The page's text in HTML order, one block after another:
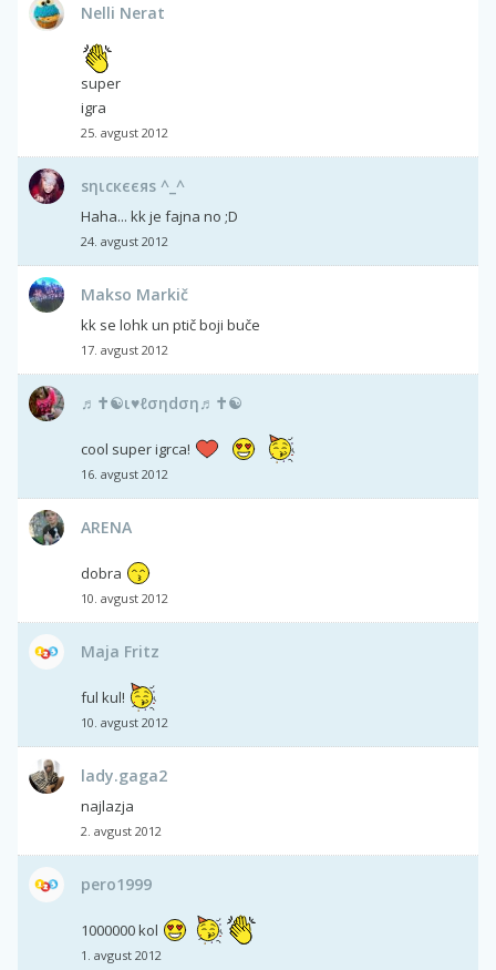
Nelli Nerat
super
igra
25. avgust 2012
ѕηιcкєєяѕ ^_^
Haha... kk je fajna no ;D
24. avgust 2012
Makso Markič
kk se lohk un ptič boji buče
17. avgust 2012
♬✝☯ι♥ℓσηdση♬✝☯
cool super igrca!
16. avgust 2012
ARENA
dobra
10. avgust 2012
Maja Fritz
ful kul!
10. avgust 2012
lady.gaga2
najlazja
2. avgust 2012
pero1999
1000000 kol
1. avgust 2012